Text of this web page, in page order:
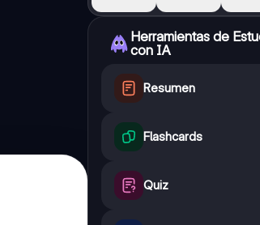
Herramientas de
con IA
Resumen
Flashcards
Quiz